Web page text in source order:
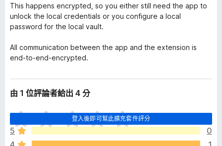
This happens encrypted, so you either still need the app to
unlock the local credentials or you configure a local
password for the local vault.
All communication between the app and the extension is
end-to-end-encrypted.
由 1 位評論者給出 4 分
登入後即可幫此擴充套件評分
目
前
沒
5
0